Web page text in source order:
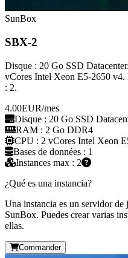
SunBox
SBX-2
Disque : 20 Go SSD
vCores Intel Xeon E5-2650 v4.
: 2.
4.00EUR/mes
Disque : 20 Go SSD
RAM : 2 Go DDR4
CPU : 2 vCores Intel Xeon
Bases de données : 1
Instances max : 2
¿Qué es una instancia?
Una instancia es un servidor
SunBox. Puedes crear varias
ellas.
Commander